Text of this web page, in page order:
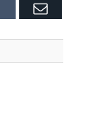
Email